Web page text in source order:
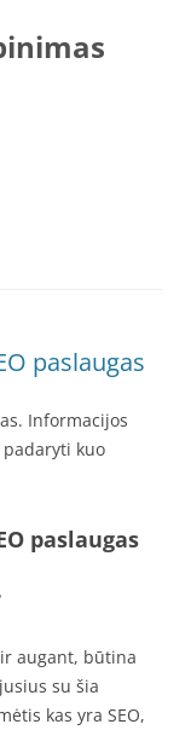
paslaugas
Informacijos
kuo
paslaugas
augant, būtina
su šia
kas yra SEO,